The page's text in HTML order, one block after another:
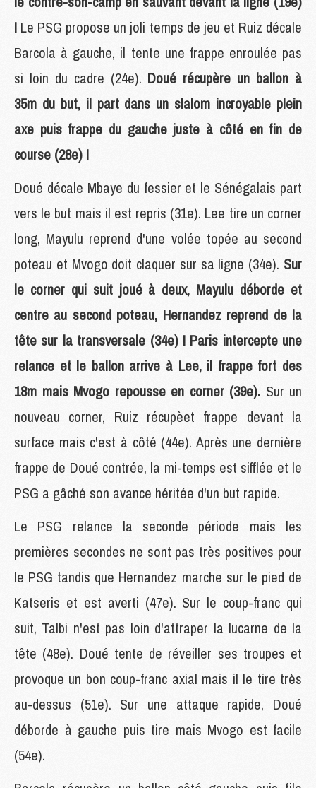
! Le PSG propose un joli temps de jeu et Ruiz décale
Barcola à gauche, il tente une frappe enroulée pas
si loin du cadre (24e). Doué récupère un ballon à
35m du but, il part dans un slalom incroyable plein
axe puis frappe du gauche juste à côté en fin de
course (28e) !
Doué décale Mbaye du fessier et le Sénégalais part
vers le but mais il est repris (31e). Lee tire un corner
long, Mayulu reprend d'une volée topée au second
poteau et Mvogo doit claquer sur sa ligne (34e). Sur
le corner qui suit joué à deux, Mayulu déborde et
centre au second poteau, Hernandez reprend de la
tête sur la transversale (34e) ! Paris intercepte une
relance et le ballon arrive à Lee, il frappe fort des
18m mais Mvogo repousse en corner (39e). Sur un
nouveau corner, Ruiz récupèet frappe devant la
surface mais c'est à côté (44e). Après une dernière
frappe de Doué contrée, la mi-temps est sifflée et le
PSG a gâché son avance héritée d'un but rapide.
Le PSG relance la seconde période mais les
premières secondes ne sont pas très positives pour
le PSG tandis que Hernandez marche sur le pied de
Katseris et est averti (47e). Sur le coup-franc qui
suit, Talbi n'est pas loin d'attraper la lucarne de la
tête (48e). Doué tente de réveiller ses troupes et
provoque un bon coup-franc axial mais il le tire très
au-dessus (51e). Sur une attaque rapide, Doué
déborde à gauche puis tire mais Mvogo est facile
(54e).